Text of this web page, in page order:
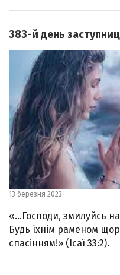
383-й день
13 березня 2023
«…Господи, змилуйсь
Будь їхнім раменом
спасінням!» (Ісаї 33:2).